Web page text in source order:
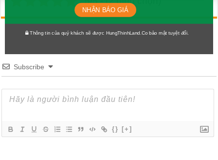
Subscribe
{} [+]
Thông tin của quý khách sẽ được HungThinhLand.Co bảo mật tuyệt đối.
NHẬN BÁO GIÁ